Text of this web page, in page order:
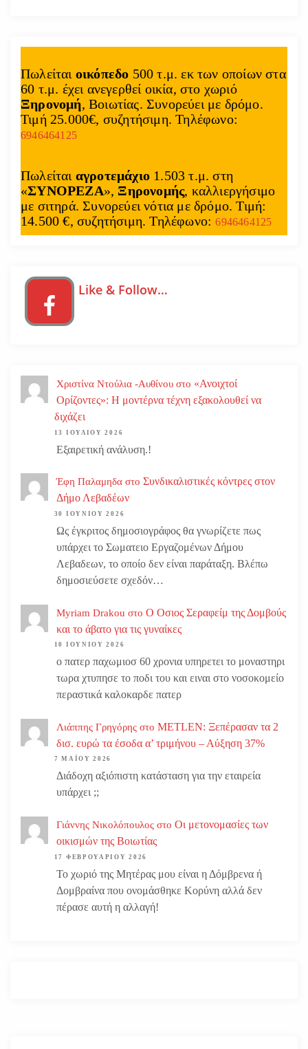
Πωλείται οικόπεδο 500 τ.μ. εκ των οποίων στα
60 τ.μ. έχει ανεγερθεί οικία, στο χωριό
Ξηρονομή, Βοιωτίας. Συνορεύει με δρόμο.
Τιμή 25.000€, συζητήσιμη. Τηλέφωνο:
6946464125
Πωλείται αγροτεμάχιο 1.503 τ.μ. στη
«ΣΥΝΟΡΕΖΑ», Ξηρονομής, καλλιεργήσιμο
με σιτηρά. Συνορεύει νότια με δρόμο. Τιμή:
14.500 €, συζητήσιμη. Τηλέφωνο:6946464125
Like & Follow…
Χριστίνα Ντούλια -Αυθίνου στο «Ανοιχτοί
Ορίζοντες»: Η μοντέρνα τέχνη εξακολουθεί να
διχάζει
13 ΙΟΥΛΊΟΥ 2026
Εξαιρετική ανάλυση.!
Έφη Παλαμηδα στο Συνδικαλιστικές κόντρες στον
Δήμο Λεβαδέων
30 ΙΟΥΝΊΟΥ 2026
Ως έγκριτος δημοσιογράφος θα γνωρίζετε πως
υπάρχει το Σωματειο Εργαζομένων Δήμου
Λεβαδεων, το οποίο δεν είναι παράταξη. Βλέπω
δημοσιεύσετε σχεδόν…
Myriam Drakou στο Ο Οσιος Σεραφείμ της Δομβούς
και το άβατο για τις γυναίκες
10 ΙΟΥΝΊΟΥ 2026
ο πατερ παχωμιοσ 60 χρονια υπηρετει το μοναστηρι
τωρα χτυπησε το ποδι του και ειναι στο νοσοκομείο
περαστικά καλοκαρδε πατερ
Λιάππης Γρηγόρης στο METLEN: Ξεπέρασαν τα 2
δισ. ευρώ τα έσοδα α’ τριμήνου – Αύξηση 37%
7 ΜΑΪ́ΟΥ 2026
Διάδοχη αξιόπιστη κατάσταση για την εταιρεία
υπάρχει ;;
Γιάννης Νικολόπουλος στο Οι μετονομασίες των
οικισμών της Βοιωτίας
17 ΦΕΒΡΟΥΑΡΊΟΥ 2026
Το χωριό της Μητέρας μου είναι η Δόμβρενα ή
Δομβραίνα που ονομάσθηκε Κορύνη αλλά δεν
πέρασε αυτή η αλλαγή!